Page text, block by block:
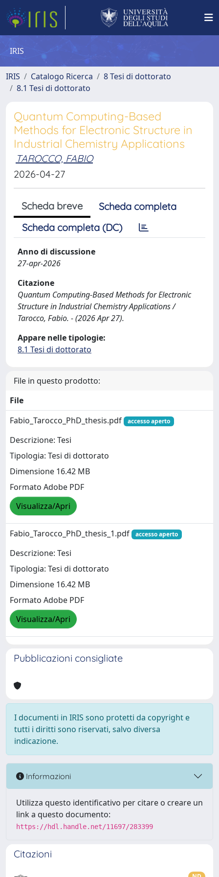
IRIS
IRIS Catalogo Ricerca
8 Tesi di dottorato
8.1 Tesi di dottorato
Quantum Computing-Based
Methods for Electronic Structure in
Industrial Chemistry Applications
TAROCCO, FABIO
2026-04-27
Scheda breve
Scheda completa
Scheda completa (DC)
Anno di discussione
27-apr-2026
Citazione
Quantum Computing-Based Methods for Electronic
Structure in Industrial Chemistry Applications /
Tarocco, Fabio. - (2026 Apr 27).
Appare nelle tipologie:
8.1 Tesi di dottorato
File in questo prodotto:
File
Fabio_Tarocco_PhD_thesis.pdf
accesso aperto
Descrizione: Tesi
Tipologia: Tesi di dottorato
Dimensione 16.42 MB
Formato Adobe PDF
Visualizza/Apri
Fabio_Tarocco_PhD_thesis_1.pdf accesso aperto
Descrizione: Tesi
Tipologia: Tesi di dottorato
Dimensione 16.42 MB
Formato Adobe PDF
Visualizza/Apri
Pubblicazioni consigliate
I documenti in IRIS sono protetti da copyright e
tutti i diritti sono riservati, salvo diversa
indicazione.
Informazioni
Utilizza questo identificativo per citare o creare un
link a questo documento:
https://hdl.handle.net/11697/283399
Citazioni